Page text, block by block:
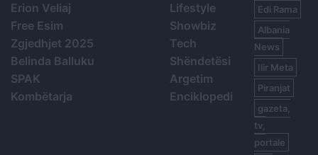
Erion Veliaj
Free Esim
Zgjedhjet 2025
Belinda Balluku
SPAK
Kombëtarja
Lifestyle
Showbiz
Tech
Shëndetësi
Argetim
Enciklopedi
Edi Rama
Albania
News
Ilir Meta
Piranjat
gazeta,
tv,
portale